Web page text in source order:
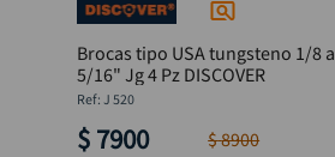
Brocas tipo USA tungsteno 1/8 a
5/16" Jg 4 Pz DISCOVER
: J 520
$ 7900 $8900